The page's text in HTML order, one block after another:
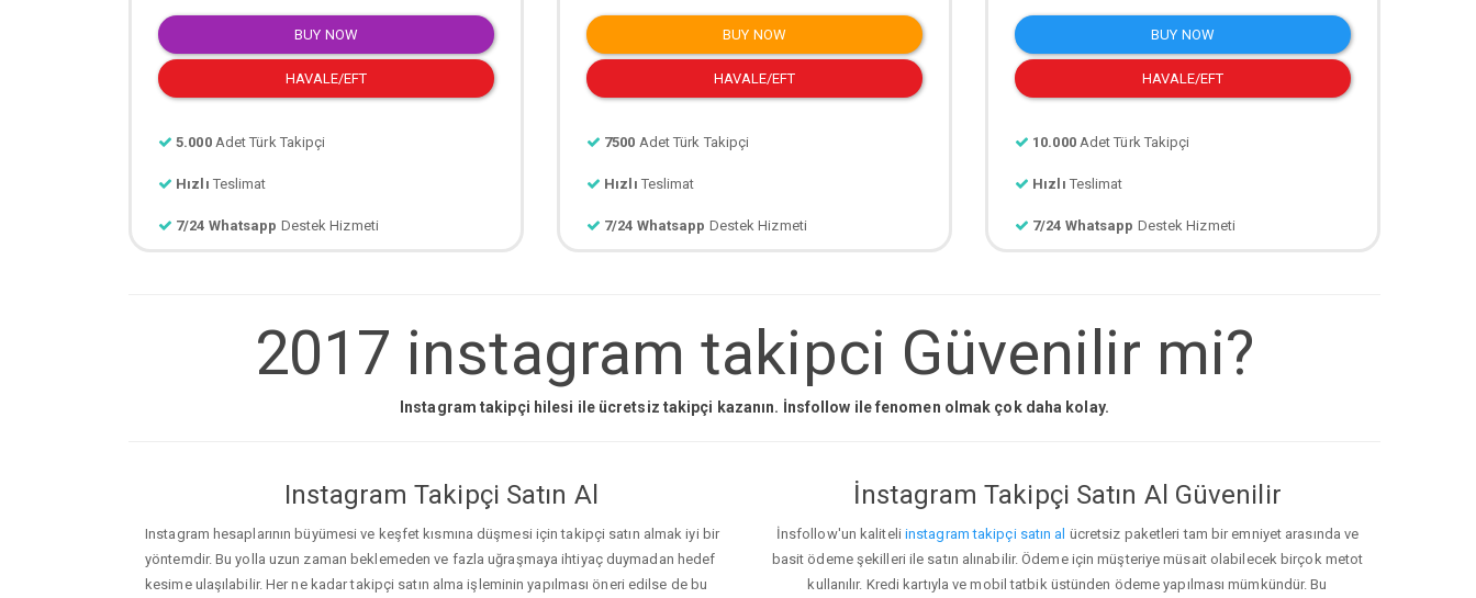
BUY NOW
HAVALE/EFT
5.000 Adet Türk Takipçi
Hızlı Teslimat
7/24 Whatsapp Destek Hizmeti
BUY NOW
HAVALE/EFT
7500 Adet Türk Takipçi
Hızlı Teslimat
7/24 Whatsapp Destek Hizmeti
BUY NOW
HAVALE/EFT
10.000 Adet Türk Takipçi
Hızlı Teslimat
7/24 Whatsapp Destek Hizmeti
2017 instagram takipci Güvenilir mi?
Instagram takipçi hilesi ile ücretsiz takipçi kazanın. İnsfollow ile fenomen olmak çok daha kolay.
Instagram Takipçi Satın Al
Instagram hesaplarının büyümesi ve keşfet kısmına düşmesi için takipçi satın almak iyi bir
yöntemdir. Bu yolla uzun zaman beklemeden ve fazla uğraşmaya ihtiyaç duymadan hedef
kesime ulaşılabilir. Her ne kadar takipçi satın alma işleminin yapılması öneri edilse de bu
İnstagram Takipçi Satın Al Güvenilir
İnsfollow'un kaliteli instagram takipçi satın al ücretsiz paketleri tam bir emniyet arasında ve
basit ödeme şekilleri ile satın alınabilir. Ödeme için müşteriye müsait olabilecek birçok metot
kullanılır. Kredi kartıyla ve mobil tatbik üstünden ödeme yapılması mümkündür. Bu